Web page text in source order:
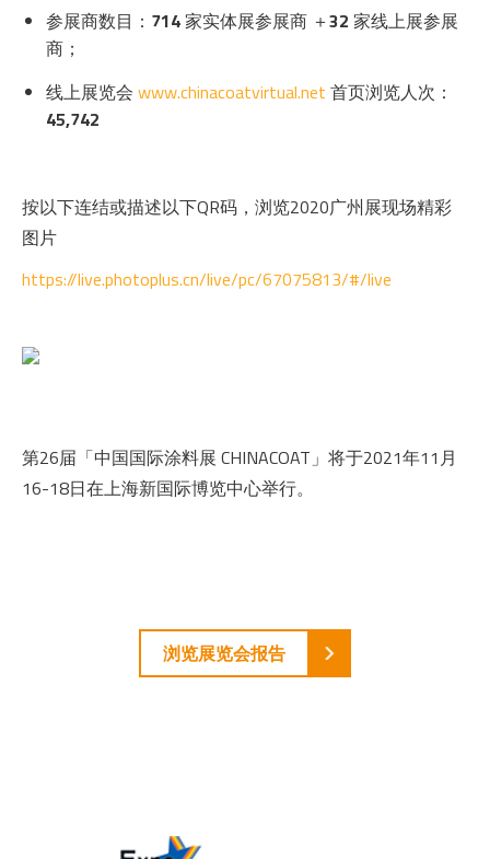
参展商数目： 714家实体展参展商 ＋32 家线上展参展
商；
线上展览会 www.chinacoatvirtual.net 首页浏览人次：
45,742
按以下连结或描述以下QR码，浏览2020广州展现场精彩
图片
https://live.photoplus.cn/live/pc/67075813/#/live
第26届「中国国际涂料展 CHINACOAT」将于2021年11月
16-18日在上海新国际博览中心举行。
浏览展览会报告